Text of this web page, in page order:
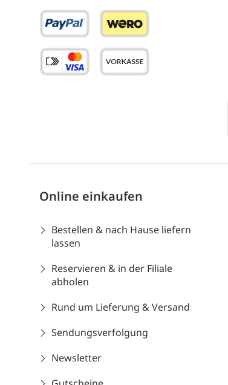
Online einkaufen
Bestellen & nach Hause liefern
lassen
Reservieren & in der Filiale
abholen
Rund um Lieferung & Versand
Sendungsverfolgung
Newsletter